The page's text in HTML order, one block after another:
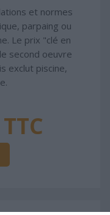
et normes
parpaing ou
Le prix "clé en
second oeuvre
exclut piscine,